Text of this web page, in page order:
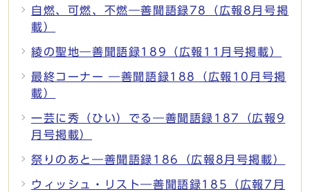
自燃、可燃、不燃―善聞語録78（広報8月号掲
載）
綾の聖地―善聞語録189（広報11月号掲載）
最終コーナー ―善聞語録188（広報10月号掲
載）
一芸に秀（ひい）でる―善聞語録187（広報9
月号掲載）
祭りのあと―善聞語録186（広報8月号掲載）
ウィッシュ・リスト―善聞語録185（広報7月